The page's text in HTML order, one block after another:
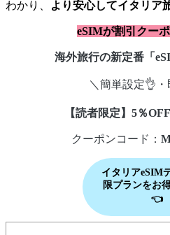
わかり、
より安心してイタリア
eSIMが割引クー
海外旅行の新定番「
＼簡単設定👌
【読者限定】5％
クーポンコード：
イタリアeSIM
限プランをお
👈